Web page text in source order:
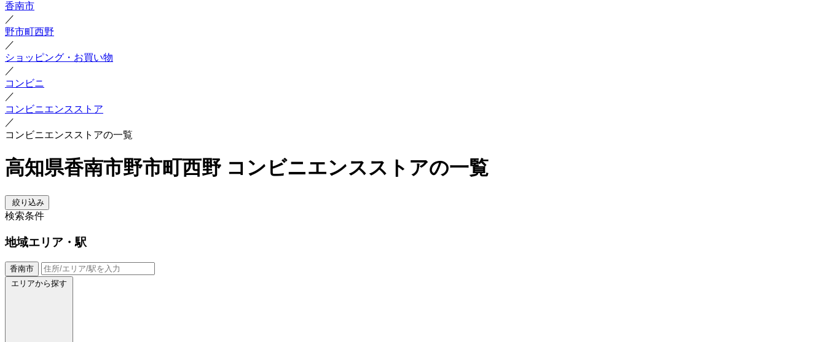
香南市
／
野市町西野
／
ショッピング・お買い物
／
コンビニ
／
コンビニエンスストア
／
コンビニエンスストアの一覧
高知県香南市野市町西野 コンビニエンスストアの一覧
絞り込み
検索条件
地域エリア・駅
香南市
エリアから探す